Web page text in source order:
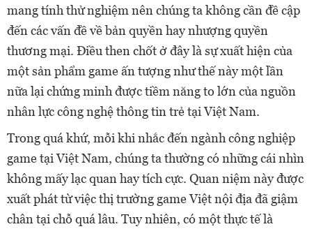
mang tính thử nghiệm nên chúng ta không cần đề cập
đến các vấn đề về bản quyền hay nhượng quyền
thương mại. Điều then chốt ở đây là sự xuất hiện của
một sản phẩm game ấn tượng như thế này một lần
nữa lại chứng minh được tiềm năng to lớn của nguồn
nhân lực công nghệ thông tin trẻ tại Việt Nam.
Trong quá khứ, mỗi khi nhắc đến ngành công nghiệp
game tại Việt Nam, chúng ta thường có những cái nhìn
không mấy lạc quan hay tích cực. Quan niệm này được
xuất phát từ việc thị trường game Việt nội địa đã giậm
chân tại chỗ quá lâu. Tuy nhiên, có một thực tế là